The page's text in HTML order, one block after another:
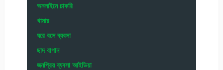
অনলাইনে চাকরি
খামার
ঘরে বসে ব্যবসা
ছাদ বাগান
জনপ্রিয় ব্যবসা আইডিয়া